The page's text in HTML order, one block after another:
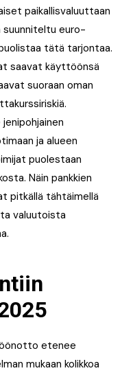
paikallisvaluuttaan
euro-
tätä tarjontaa.
saavat käyttöönsä
suoraan oman
ja alueen
puolestaan
Näin pankkien
pitkällä tähtäimellä
valuutoista
etenee
mukaan kolikkoa